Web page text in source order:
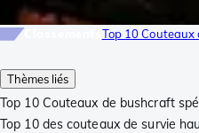
Thèmes liés
Top 10 Couteaux de bushcraft
Top 10 des couteaux de survie
Top 10